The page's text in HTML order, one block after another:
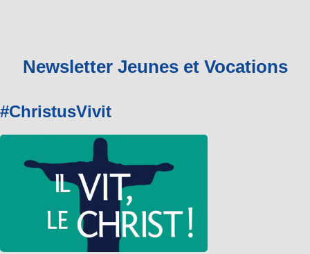
Newsletter Jeunes et Vocations
#ChristusVivit